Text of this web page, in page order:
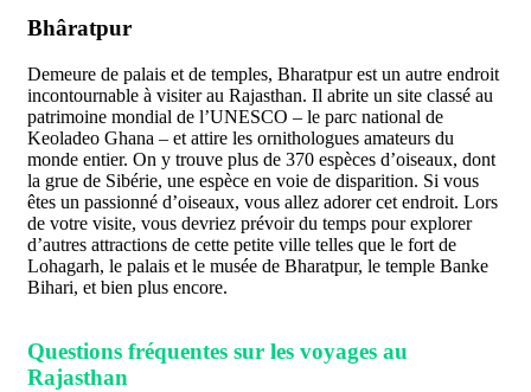
Bhâratpur
Demeure de palais et de temples, Bharatpur est un autre endroit
incontournable à visiter au Rajasthan. Il abrite un site classé au
patrimoine mondial de l’UNESCO – le parc national de
Keoladeo Ghana – et attire les ornithologues amateurs du
monde entier. On y trouve plus de 370 espèces d’oiseaux, dont
la grue de Sibérie, une espèce en voie de disparition. Si vous
êtes un passionné d’oiseaux, vous allez adorer cet endroit. Lors
de votre visite, vous devriez prévoir du temps pour explorer
d’autres attractions de cette petite ville telles que le fort de
Lohagarh, le palais et le musée de Bharatpur, le temple Banke
Bihari, et bien plus encore.
Questions fréquentes sur les voyages au
Rajasthan